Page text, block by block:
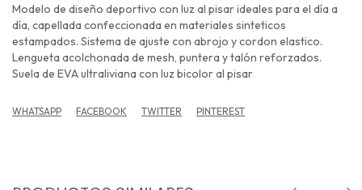
Modelo de diseño deportivo con luz al pisar ideales para el día a
día, capellada confeccionada en materiales sinteticos
estampados. Sistema de ajuste con abrojo y cordon elastico.
Lengueta acolchonada de mesh, puntera y talón reforzados.
Suela de EVA ultraliviana con luz bicolor al pisar
WHATSAPP FACEBOOK TWITTER PINTEREST